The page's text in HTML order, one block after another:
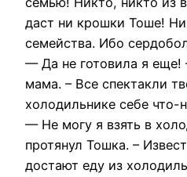
даст ни крошки Тоше!
семейства. Ибо
— Да не готовила я еще!
мама. – Все спектакли
холодильнике себе что-
— Не могу я взять в
протянул Тошка. –
достают еду из